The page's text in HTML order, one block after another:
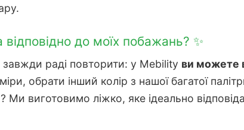
до моїх побажань? ✨
раді повторити: у Mebility ви можете
обрати інший колір з нашої багатої
Ми виготовимо ліжко, яке ідеально